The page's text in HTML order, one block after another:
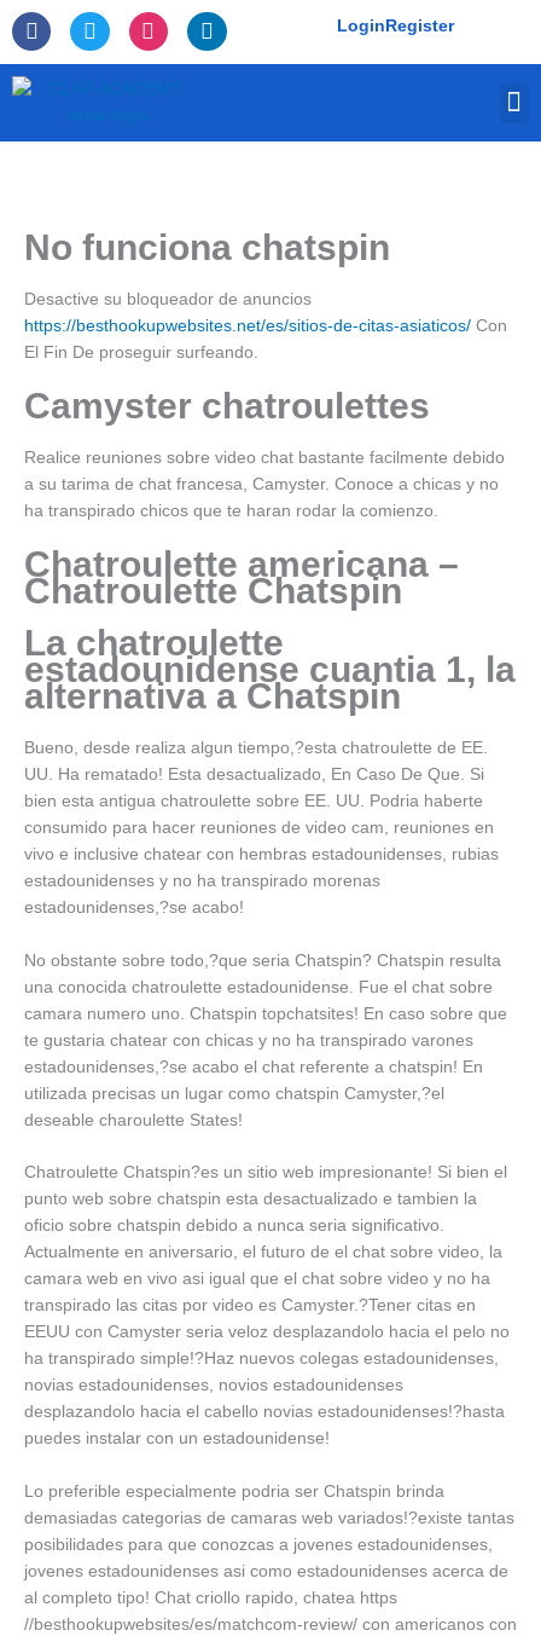
Skip
to
content
F
a
c
e
T
w
i
I
n
s
L
i
n
LoginRegister
No funciona chatspin
Desactive su bloqueador de anuncios
https://besthookupwebsites.net/es/sitios-de-citas-asiaticos/ Con
El Fin De proseguir surfeando.
Camyster chatroulettes
Realice reuniones sobre video chat bastante facilmente debido
a su tarima de chat francesa, Camyster. Conoce a chicas y no
ha transpirado chicos que te haran rodar la comienzo.
Chatroulette americana –
Chatroulette Chatspin
La chatroulette
estadounidense cuanti­a 1, la
alternativa a Chatspin
Bueno, desde realiza algun tiempo,?esta chatroulette de EE.
UU. Ha rematado! Esta desactualizado, En Caso De Que. Si
bien esta antigua chatroulette sobre EE. UU. Podria haberte
consumido para hacer reuniones de video cam, reuniones en
vivo e inclusive chatear con hembras estadounidenses, rubias
estadounidenses y no ha transpirado morenas
estadounidenses,?se acabo!
No obstante sobre todo,?que seri­a Chatspin? Chatspin resulta
una conocida chatroulette estadounidense. Fue el chat sobre
camara numero uno. Chatspin topchatsites! En caso sobre que
te gustaria chatear con chicas y no ha transpirado varones
estadounidenses,?se acabo el chat referente a chatspin! En
utilizada precisas un lugar como chatspin Camyster,?el
deseable charoulette States!
Chatroulette Chatspin?es un sitio web impresionante! Si bien el
punto web sobre chatspin esta desactualizado e tambien la
oficio sobre chatspin debido a nunca seri­a significativo.
Actualmente en aniversario, el futuro de el chat sobre video, la
camara web en vivo asi­ igual que el chat sobre video y no ha
transpirado las citas por video es Camyster.?Tener citas en
EEUU con Camyster seri­a veloz desplazandolo hacia el pelo no
ha transpirado simple!?Haz nuevos colegas estadounidenses,
novias estadounidenses, novios estadounidenses
desplazandolo hacia el cabello novias estadounidenses!?hasta
puedes instalar con un estadounidense!
Lo preferible especialmente podri­a ser Chatspin brinda
demasiadas categorias de camaras web variados!?existe tantas
posibilidades para que conozcas a jovenes estadounidenses,
jovenes estadounidenses asi­ como estadounidenses acerca de
al completo tipo! Chat criollo rapido, chatea https
//besthookupwebsites/es/matchcom-review/ con americanos con